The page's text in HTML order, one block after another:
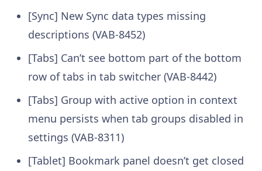
[Sync] New Sync data types missing
descriptions (VAB-8452)
[Tabs] Can’t see bottom part of the bottom
row of tabs in tab switcher (VAB-8442)
[Tabs] Group with active option in context
menu persists when tab groups disabled in
settings (VAB-8311)
[Tablet] Bookmark panel doesn’t get closed